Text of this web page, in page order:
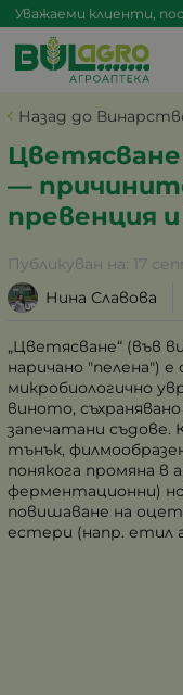
Уважаеми клиенти,
Назад до
—
превенция
Публикуван на: 17
Нина Славова
„Цветясване“ (във
наричано "пелена")
микробиологично
виното,
запечатани съдове.
тънък,
понякога промяна в
ферментационни)
повишаване на
естери (напр. етил